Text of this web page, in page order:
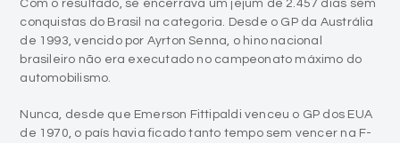
brasileiro não era executado no campeonato máximo do
automobilismo.
Nunca, desde que Emerson Fittipaldi venceu o GP dos EUA
de 1970, o país havia ficado tanto tempo sem vencer na F-
Largando do 17º posto no grid, ultrapassou cinco pilotos na